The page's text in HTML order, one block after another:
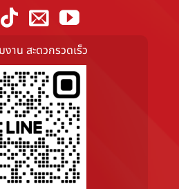
าน สะดวกรวดเร็ว